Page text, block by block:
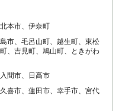
本市、伊奈町
市、毛呂山町、越生町、東松
、吉見町、鳩山町、ときがわ
間市、日高市
喜市、蓮田市、幸手市、宮代